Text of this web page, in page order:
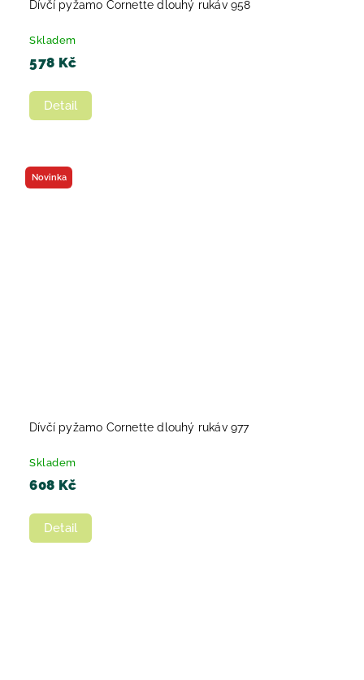
Dívčí pyžamo Cornette dlouhý rukáv 958
Skladem
578 Kč
Detail
Novinka
Dívčí pyžamo Cornette dlouhý rukáv 977
Skladem
608 Kč
Detail